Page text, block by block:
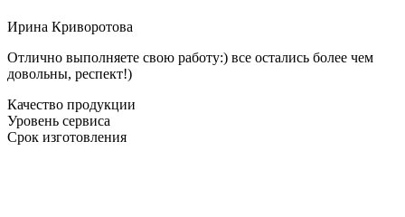
Ирина Криворотова
Отлично выполняете свою работу:) все остались более чем
довольны, респект!)
Качество продукции
Уровень сервиса
Срок изготовления